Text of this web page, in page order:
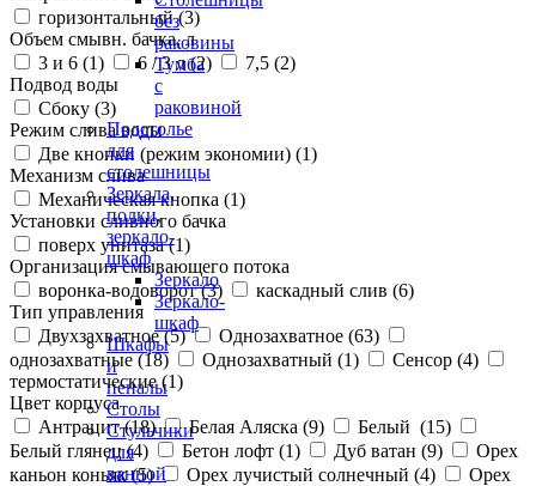
без
раковины
Тумба
с
раковиной
Подстолье
для
столешницы
Зеркала,
полки,
зеркало-
шкаф
Зеркало
Зеркало-
шкаф
Шкафы
и
пеналы
Столы
Стульчики
для
ванной
горизонтальный (3)
Объем смывн. бачка, л
3 и 6 (1) 6 / 3 л (2) 7,5 (2)
Подвод воды
Сбоку (3)
Режим слива воды
Две кнопки (режим экономии) (1)
Механизм слива
Механическая кнопка (1)
Установки сливного бачка
поверх унитаза (1)
Организация смывающего потока
воронка-водоворот (3) каскадный слив (6)
Тип управления
Двухзахватное (5) Однозахватное (63)
однозахватные (18) Однозахватный (1) Сенсор (4)
термостатические (1)
Цвет корпуса
Антрацит (18) Белая Аляска (9) Белый (15)
Белый глянец (4) Бетон лофт (1) Дуб ватан (9)
Орех
каньон коньяк (5) Орех лучистый солнечный (4)
Орех